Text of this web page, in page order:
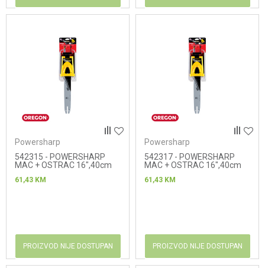
Powersharp
542315 - POWERSHARP
MAC + OSTRAC 16",40cm
61,43 KM
PROIZVOD NIJE DOSTUPAN
Powersharp
542317 - POWERSHARP
MAC + OSTRAC 16",40cm
61,43 KM
PROIZVOD NIJE DOSTUPAN